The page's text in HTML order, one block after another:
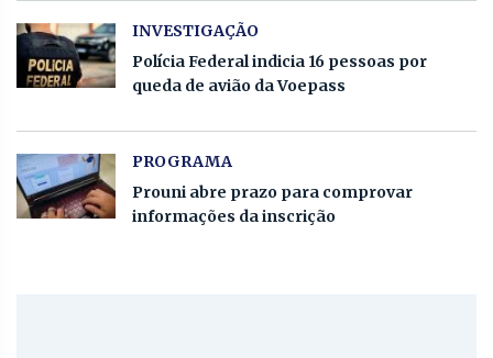
INVESTIGAÇÃO
Polícia Federal indicia 16 pessoas por
queda de avião da Voepass
PROGRAMA
Prouni abre prazo para comprovar
informações da inscrição